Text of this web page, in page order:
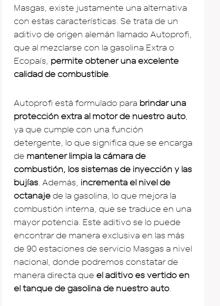
Masgas, existe justamente una alternativa
con estas características. Se trata de un
aditivo de origen alemán llamado Autoprofi,
que al mezclarse con la gasolina Extra o
Ecopaís, permite obtener una excelente
calidad de combustible
Autoprofi está formulado para brindar una
protección extra al motor de nuestro auto
ya que cumple con una función
detergente, lo que significa que se encarga
de mantener limpia la cámara de
combustión, los sistemas de inyección y las
bujías . Además, incrementa el nivel de
octanaje de la gasolina, lo que mejora la
combustión interna, que se traduce en una
mayor potencia. Este aditivo se lo puede
encontrar de manera exclusiva en las más
de 90 estaciones de servicio Masgas a nivel
nacional, donde podremos constatar de
manera directa que el aditivo es vertido en
el tanque de gasolina de nuestro auto